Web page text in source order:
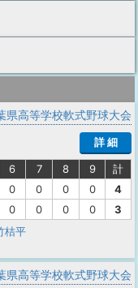
県高等学校軟式野球大会
詳 細
6 7 8 9
計
0 0 0 0
4
0 0 0 0
3
桔平
県高等学校軟式野球大会